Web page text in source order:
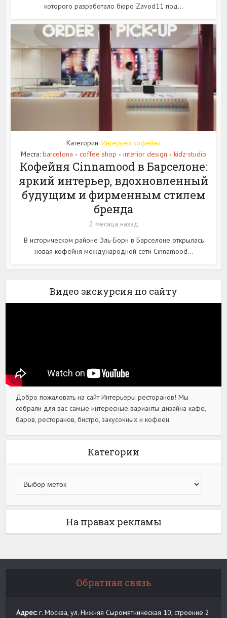
которого разработало бюро Zavod11 под...
Категории: Интерьер кофейни
Места: barcelona • coffee shop • interior design • kidz-studio
Кофейня Cinnamood в Барселоне:
яркий интерьер, вдохновленный
будущим и фирменным стилем
бренда
2 месяца назад
В историческом районе Эль-Борн в Барселоне открылась
новая кофейня международной сети Cinnamood...
Видео экскурсия по сайту
Добро пожаловать на сайт Интерьеры ресторанов! Мы
собрали для вас самые интересные варианты дизайна кафе,
баров, ресторанов, бистро, закусочных и кофеен.
Категории
На правах рекламы
Обратная связь
Адрес:г. Москва, ул. Нижняя Сыромятническая 10, строение 2.